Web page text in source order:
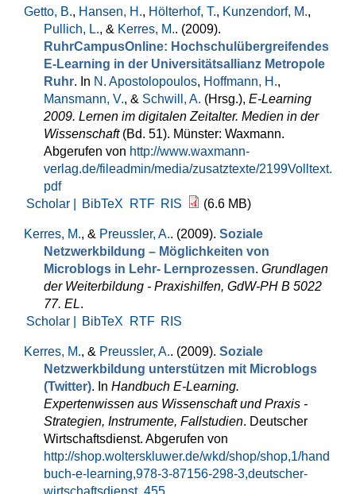
Getto, B., Hansen, H., Hölterhof, T., Kunzendorf, M.,
Pullich, L., & Kerres, M.. (2009).
RuhrCampusOnline: Hochschulübergreifendes
E-Learning in der Universitätsallianz Metropole
Ruhr. In N. Apostolopoulos, Hoffmann, H.,
Mansmann, V., & Schwill, A. (Hrsg.), E-Learning
2009. Lernen im digitalen Zeitalter. Medien in der
Wissenschaft(Bd. 51). Münster: Waxmann.
Abgerufen von http://www.waxmann-
verlag.de/fileadmin/media/zusatztexte/2199Volltext.
pdf
Scholar |
BibTeX RTF RIS (6.6 MB)
Kerres, M., & Preussler, A.. (2009). Soziale
Netzwerkbildung – Möglichkeiten von
Microblogs in Lehr- Lernprozessen. Grundlagen
der Weiterbildung - Praxishilfen, GdW-PH B 5022
77. EL.
Scholar |
BibTeX RTF RIS
Kerres, M., & Preussler, A.. (2009). Soziale
Netzwerkbildung unterstützen mit Microblogs
(Twitter). In Handbuch E-Learning.
Expertenwissen aus Wissenschaft und Praxis -
Strategien, Instrumente, Fallstudien. Deutscher
Wirtschaftsdienst. Abgerufen von
http://shop.wolterskluwer.de/wkd/shop/shop,1/hand
buch-e-learning,978-3-87156-298-3,deutscher-
wirtschaftsdienst,,455